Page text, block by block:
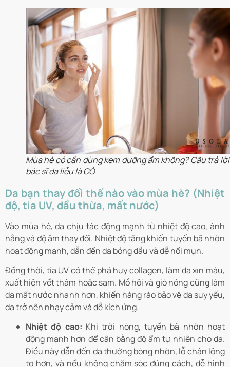
Mùa hè có cần dùng kem dưỡng ẩm không? Câu trả
bác sĩ da liễu là CÓ
Da bạn thay đổi thế nào vào mùa hè? (Nhiệt
độ, tia UV, dầu thừa, mất nước)
Vào mùa hè, da chịu tác động mạnh từ nhiệt độ cao, ánh
nắng và độ ẩm thay đổi. Nhiệt độ tăng khiến tuyến bã nhờn
hoạt động mạnh, dẫn đến da bóng dầu và dễ nổi mụn.
Đồng thời, tia UV có thể phá hủy collagen, làm da xỉn màu,
xuất hiện vết thâm hoặc sạm. Mồ hôi và gió nóng cũng làm
da mất nước nhanh hơn, khiến hàng rào bảo vệ da suy yếu,
da trở nên nhạy cảm và dễ kích ứng.
Nhiệt độ cao: Khi trời nóng, tuyến bã nhờn hoạt
động mạnh hơn để cân bằng độ ẩm tự nhiên cho da.
Điều này dẫn đến da thường bóng nhờn, lỗ chân lông
to hơn, và nếu không chăm sóc đúng cách, dễ hình